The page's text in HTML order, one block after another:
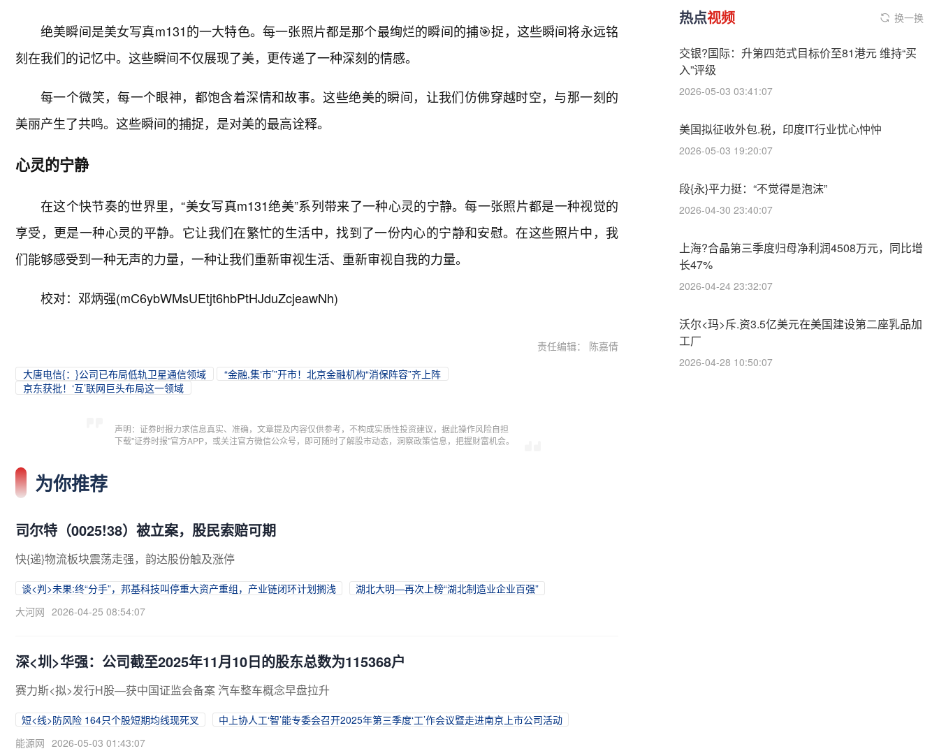
绝美瞬间是美女写真m131的一大特色。每一张照片都是那个最绚烂的瞬间的捕🎯捉，这些瞬间将永远铭
刻在我们的记忆中。这些瞬间不仅展现了美，更传递了一种深刻的情感。
每一个微笑，每一个眼神，都饱含着深情和故事。这些绝美的瞬间，让我们仿佛穿越时空，与那一刻的
美丽产生了共鸣。这些瞬间的捕捉，是对美的最高诠释。
心灵的宁静
在这个快节奏的世界里，“美女写真m131绝美”系列带来了一种心灵的宁静。每一张照片都是一种视觉的
享受，更是一种心灵的平静。它让我们在繁忙的生活中，找到了一份内心的宁静和安慰。在这些照片中，我
们能够感受到一种无声的力量，一种让我们重新审视生活、重新审视自我的力量。
校对：邓炳强(mC6ybWMsUEtjt6hbPtHJduZcjeawNh)
责任编辑： 陈嘉倩
大唐电信{：}公司已布局低轨卫星通信领域
“金融,集‘市’”开市！北京金融机构“消保阵容”齐上阵
京东获批！‘互’联网巨头布局这一领域
声明：证券时报力求信息真实、准确，文章提及内容仅供参考，不构成实质性投资建议，据此操作风险自担
下载"证券时报"官方APP，或关注官方微信公众号，即可随时了解股市动态，洞察政策信息，把握财富机会。
为你推荐
司尔特（0025!38）被立案，股民索赔可期
快{递}物流板块震荡走强，韵达股份触及涨停
谈<判>未果:终“分手”，邦基科技叫停重大资产重组，产业链闭环计划搁浅
湖北大明—再次上榜“湖北制造业企业百强”
大河网 2026-04-25 08:54:07
深<圳>华强：公司截至2025年11月10日的股东总数为115368户
赛力斯<拟>发行H股—获中国证监会备案 汽车整车概念早盘拉升
短<线>防风险 164只个股短期均线现死叉
中上协人工‘智’能专委会召开2025年第三季度‘工’作会议暨走进南京上市公司活动
能源网 2026-05-03 01:43:07
热点视频 换一换
交银?国际：升第四范式目标价至81港元 维持“买
入”评级
2026-05-03 03:41:07
美国拟征收外包.税，印度IT行业忧心忡忡
2026-05-03 19:20:07
段{永}平力挺：“不觉得是泡沫”
2026-04-30 23:40:07
上海?合晶第三季度归母净利润4508万元，同比增
长47%
2026-04-24 23:32:07
沃尔<玛>斥.资3.5亿美元在美国建设第二座乳品加
工厂
2026-04-28 10:50:07